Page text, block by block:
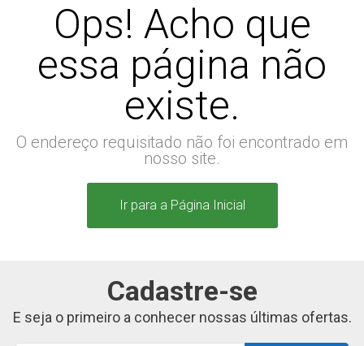
Ops! Acho que
essa página não
existe.
O endereço requisitado não foi encontrado em
nosso site.
Ir para a Página Inicial
Cadastre-se
E seja o primeiro a conhecer nossas últimas ofertas.